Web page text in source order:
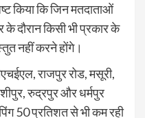
किया कि जिन मतदाताओं
दौरान किसी भी प्रकार के
नहीं करने होंगे।
राजपुर रोड, मसूरी,
रुद्रपुर और धर्मपुर
50 प्रतिशत से भी कम रही